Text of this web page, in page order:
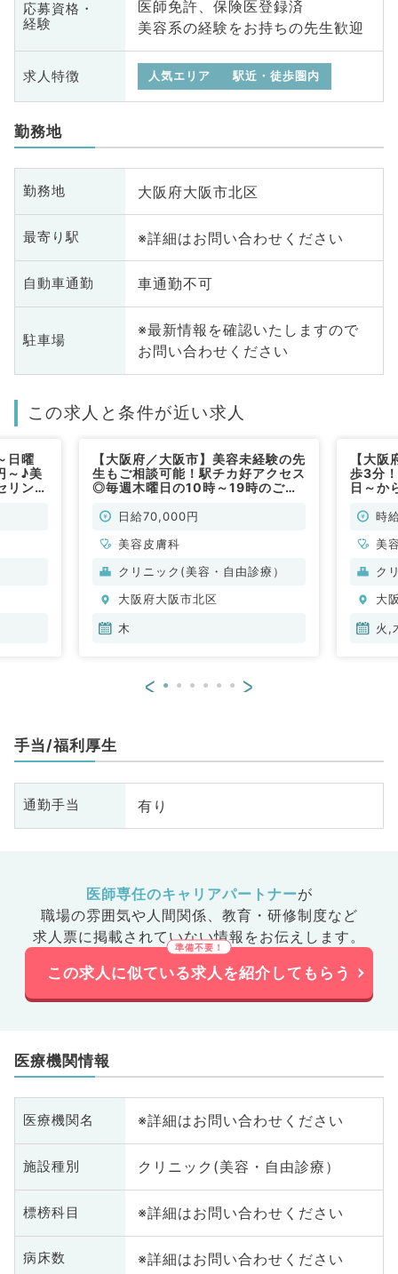
応募資格・
経験
医師免許、保険医登録済
美容系の経験をお持ちの先生歓迎
求人特徴 人気エリア 駅近・徒歩圏内
勤務地
勤務地 大阪府大阪市北区
最寄り駅 ※詳細はお問い合わせください
自動車通勤 車通勤不可
駐車場
※最新情報を確認いたしますので
お問い合わせください
この求人と条件が近い求人
日曜
～♪美
リン
【大阪府／大阪市】美容未経験の先
生もご相談可能！駅チカ好アクセス
◎毎週木曜日の10時～19時のご勤
でのお仕事です（美容皮膚科／非常
日給70,000円
美容皮膚科
クリニック(美容・自由診療）
大阪府大阪市北区
木
【大
歩3分
日～か
ク（時
美
ク
大
火,
< >
手当/福利厚生
通勤手当 有り
医師専任のキャリアパートナーが
職場の雰囲気や人間関係、 教育・研修制度など
求人票に掲載されていない情報をお伝えします。
この求人に似ている求人を紹介してもらう
医療機関情報
医療機関名 ※詳細はお問い合わせください
施設種別 クリニック(美容・自由診療）
標榜科目 ※詳細はお問い合わせください
病床数 ※詳細はお問い合わせください